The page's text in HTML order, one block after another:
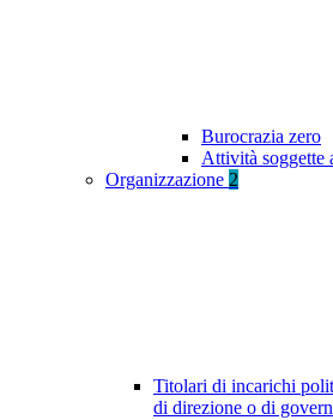
Burocrazia zero
Attività soggette
Organizzazione 2
Titolari di incarichi
di direzione o di